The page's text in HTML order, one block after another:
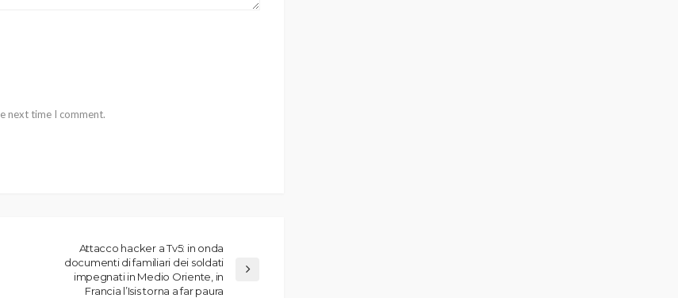
next time I comment.
Attacco hacker a Tv5: in onda
documenti di familiari dei soldati
impegnati in Medio Oriente, in
Francia l’Isis torna a far paura